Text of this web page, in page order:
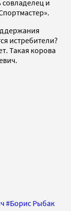
и
истребители?
Такая корова
#Борис Рыбак